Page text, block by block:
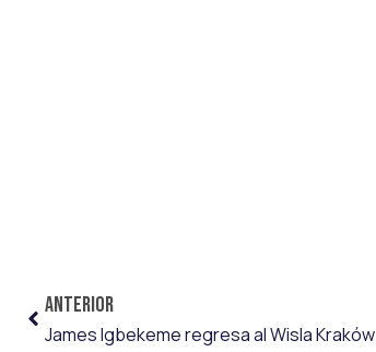
ANTERIOR
James Igbekeme regresa al Wisla Kraków